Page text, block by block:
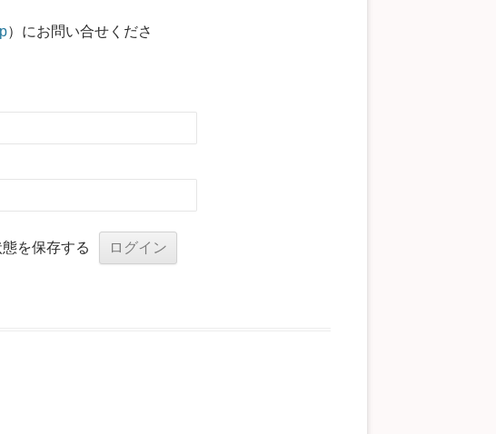
）にお問い合せくださ
を保存する